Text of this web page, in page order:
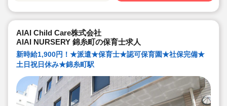
AIAI Child Care株式会社
AIAI NURSERY 錦糸町の保育士求人
新時給1,900円！★派遣★保育士★認可保育園★社保完備★
土日祝日休み★錦糸町駅